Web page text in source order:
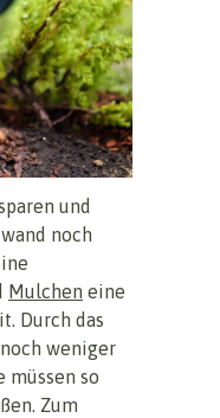
und
noch
Mulchen eine
Durch das
weniger
müssen so
Zum